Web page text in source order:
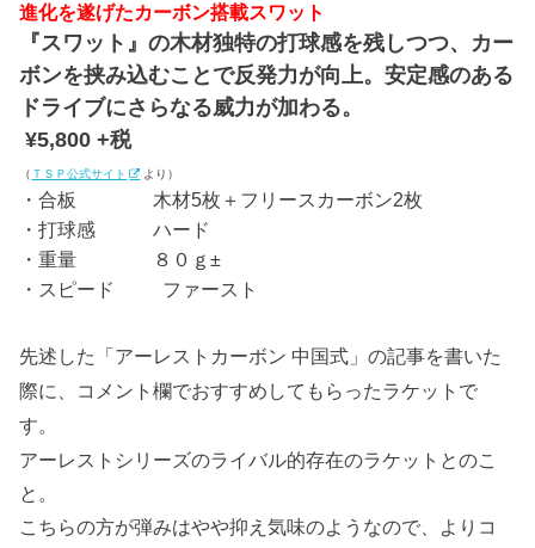
進化を遂げたカーボン搭載スワット
『スワット』の木材独特の打球感を残しつつ、カー
ボンを挟み込むことで反発力が向上。安定感のある
ドライブにさらなる威力が加わる。
¥5,800 +税
（ ＴＳＰ公式サイト より）
・合板 木材5枚＋フリースカーボン2枚
・打球感 ハード
・重量 ８０ｇ±
・スピード ファースト
先述した「アーレストカーボン 中国式」の記事を書いた
際に、コメント欄でおすすめしてもらったラケットで
す。
アーレストシリーズのライバル的存在のラケットとのこ
と。
こちらの方が弾みはやや抑え気味のようなので、よりコ